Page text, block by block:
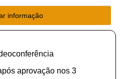
informação
aprovação nos 3